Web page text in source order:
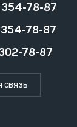
354-78-87
78-87
78-87
связь